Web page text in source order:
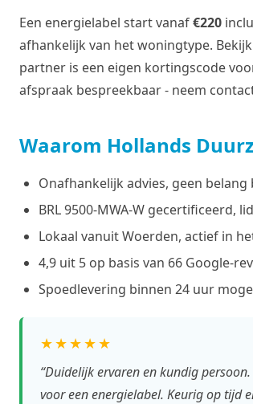
Een energielabel start vanaf€220
afhankelijk van het woningtype.
partner is een eigen kortingscode
afspraak bespreekbaar - neem
Waarom Hollands
Onafhankelijk advies, geen
BRL 9500-MWA-W gecertificeerd,
Lokaal vanuit Woerden, actief in
4,9 uit 5 op basis van 66 Google-
Spoedlevering binnen 24 uur
★★★★★
“Duidelijk ervaren en kundig
voor een energielabel. Keurig op tijd